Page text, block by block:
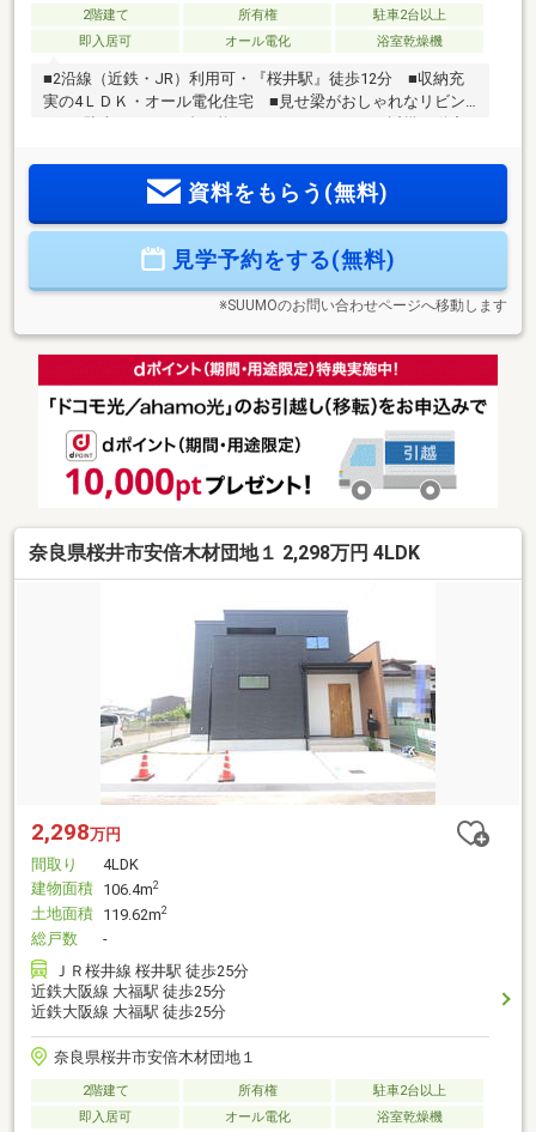
2階建て 所有権
駐車2台以上
即入居可
オール電化 浴室乾燥機
■2沿線（近鉄・JR）利用可・『桜井駅』徒歩12分 ■収納充
実の4ＬＤＫ・オール電化住宅 ■見せ梁がおしゃれなリビン
グ ■駐車スペース2台可能ですセンチュリー２１近畿不動産
三店舗を展開しています。店舗間の情報の共有を行っている
当グループでは、南は和歌山県橋本市から奈良県宇陀市・吉
客様に最新の物件情報を発信しております。まずは、物件を
見るだけでも大歓迎です！ 時間をかけて自分に合った家はど
資料をもらう(無料)
見学予約をする(無料)
※SUUMOのお問い合わせページへ移動します
奈良県桜井市安倍木材団地１ 2,298万円 4LDK
2,298万円
間取り
4LDK
建物面積 106.4m2
土地面積 119.62m2
総戸数
-
ＪＲ桜井線 桜井駅 徒歩25分
近鉄大阪線 大福駅 徒歩25分
近鉄大阪線 大福駅 徒歩25分
奈良県桜井市安倍木材団地１
2階建て 所有権
駐車2台以上
即入居可
オール電化 浴室乾燥機